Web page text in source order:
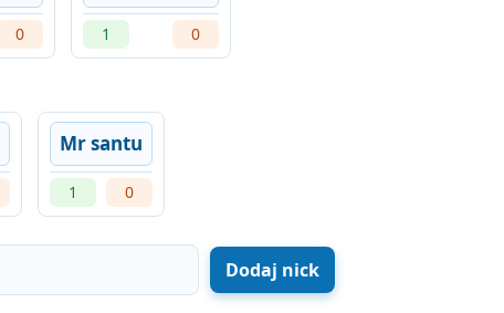
0 1 0
Mr santu
1 0